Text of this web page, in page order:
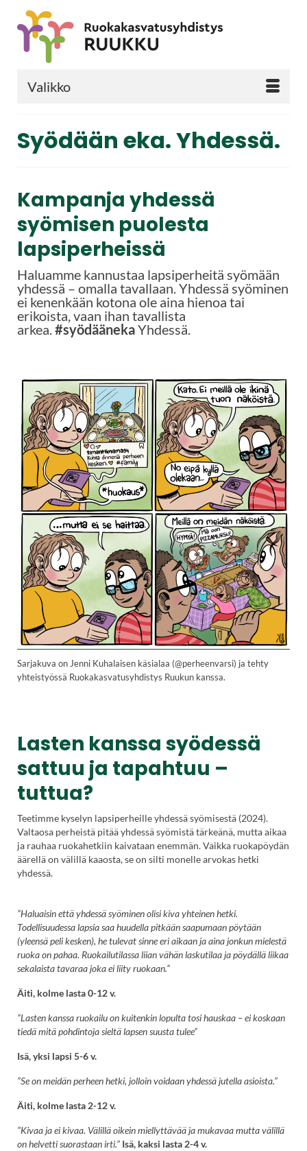
Valikko
Syödään eka. Yhdessä.
Kampanja yhdessä
syömisen puolesta
lapsiperheissä
Haluamme kannustaa lapsiperheitä syömään
yhdessä – omalla tavallaan. Yhdessä syöminen
ei kenenkään kotona ole aina hienoa tai
erikoista, vaan ihan tavallista
arkea.#syödäänekaYhdessä.
Sarjakuva on Jenni Kuhalaisen käsialaa (@perheenvarsi) ja tehty
yhteistyössä Ruokakasvatusyhdistys Ruukun kanssa.
Lasten kanssa syödessä
sattuu ja tapahtuu –
tuttua?
Teetimme kyselyn lapsiperheille yhdessä syömisestä (2024).
Valtaosa perheistä pitää yhdessä syömistä tärkeänä, mutta aikaa
ja rauhaa ruokahetkiin kaivataan enemmän. Vaikka ruokapöydän
äärellä on välillä kaaosta, se on silti monelle arvokas hetki
yhdessä.
”Haluaisin että yhdessä syöminen olisi kiva yhteinen hetki.
Todellisuudessa lapsia saa huudella pitkään saapumaan pöytään
(yleensä peli kesken), he tulevat sinne eri aikaan ja aina jonkun mielestä
ruoka on pahaa. Ruokailutilassa liian vähän laskutilaa ja pöydällä liikaa
sekalaista tavaraa joka ei liity ruokaan.”
Äiti, kolme lasta 0-12 v.
”Lasten kanssa ruokailu on kuitenkin lopulta tosi hauskaa – ei koskaan
tiedä mitä pohdintoja sieltä lapsen suusta tulee”
Isä, yksi lapsi 5-6 v.
”Se on meidän perheen hetki, jolloin voidaan yhdessä jutella asioista.”
Äiti, kolme lasta 2-12 v.
”Kivaa ja ei kivaa. Välillä oikein miellyttävää ja mukavaa mutta välillä
on helvetti suorastaan irti.” Isä, kaksi lasta 2-4 v.